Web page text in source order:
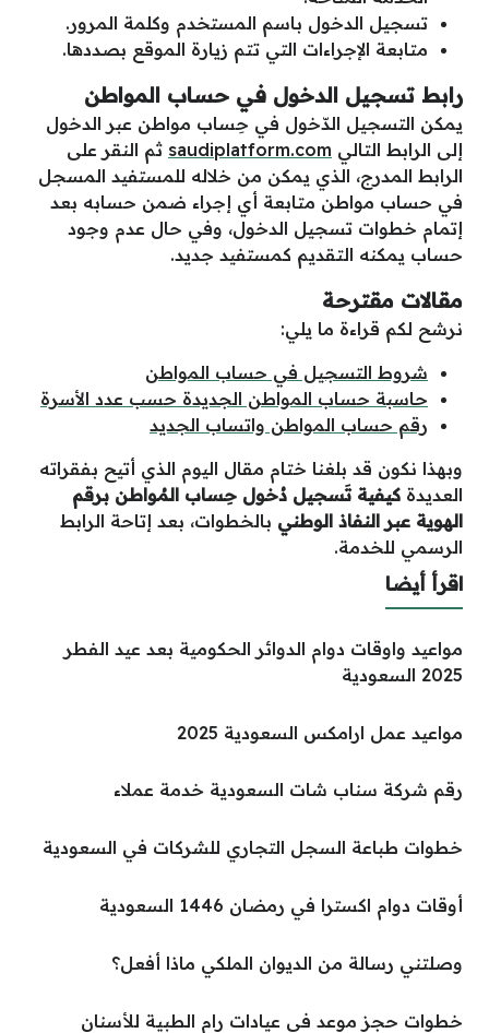
تسجيل الدخول باسم المستخدم وكلمة المرور.
متابعة الإجراءات التي تتم زيارة الموقع بصددها.
رابط تسجيل الدخول في حساب المواطن
يمكن التسجيل الدّخول في حِساب مواطن عبر الدخول
إلى الرابط التالي saudiplatform.com ثم النقر على
الرابط المدرج، الذي يمكن من خلاله للمستفيد المسجل
في حساب مواطن متابعة أي إجراء ضمن حسابه بعد
إتمام خطوات تسجيل الدخول، وفي حال عدم وجود
حساب يمكنه التقديم كمستفيد جديد.
مقالات مقترحة
نرشح لكم قراءة ما يلي:
شروط التسجيل في حساب المواطن
حاسبة حساب المواطن الجديدة حسب عدد الأسرة
رقم حساب المواطن واتساب الجديد
وبهذا نكون قد بلغنا ختام مقال اليوم الذي أتيح بفقراته
العديدة كيفية تَسجيل دُخول حِساب المُواطن برقم
الهوية عبر النفاذ الوطني بالخطوات، بعد إتاحة الرابط
الرسمي للخدمة.
اقرأ أيضا
مواعيد واوقات دوام الدوائر الحكومية بعد عيد الفطر
2025 السعودية
مواعيد عمل ارامكس السعودية 2025
رقم شركة سناب شات السعودية خدمة عملاء
خطوات طباعة السجل التجاري للشركات في السعودية
أوقات دوام اكسترا في رمضان 1446 السعودية
وصلتني رسالة من الديوان الملكي ماذا أفعل؟
خطوات حجز موعد في عيادات رام الطبية للأسنان